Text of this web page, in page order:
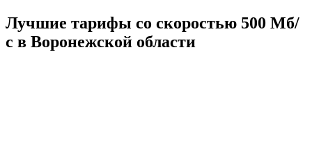
Лучшие тарифы со скоростью 500 Мб/
с в Воронежской области